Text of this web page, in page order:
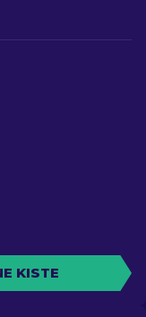
KISTE